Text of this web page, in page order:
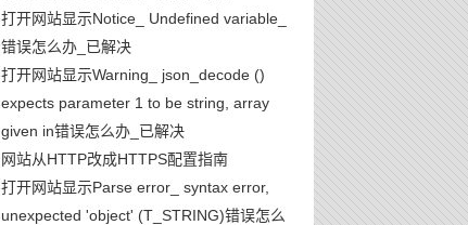
打开网站显示Notice_ Undefined variable_
错误怎么办_已解决
打开网站显示Warning_ json_decode ()
expects parameter 1 to be string, array
given in错误怎么办_已解决
网站从HTTP改成HTTPS配置指南
打开网站显示Parse error_ syntax error,
unexpected 'object' (T_STRING)错误怎么